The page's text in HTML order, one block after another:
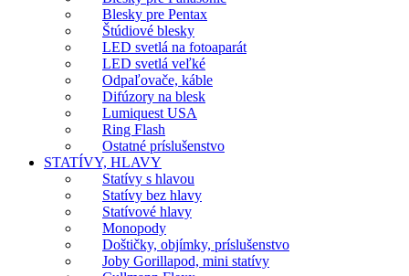
Blesky pre Pentax
Štúdiové blesky
LED svetlá na fotoaparát
LED svetlá veľké
Odpaľovače, káble
Difúzory na blesk
Lumiquest USA
Ring Flash
Ostatné príslušenstvo
STATÍVY, HLAVY
Statívy s hlavou
Statívy bez hlavy
Statívové hlavy
Monopody
Doštičky, objímky, príslušenstvo
Joby Gorillapod, mini statívy